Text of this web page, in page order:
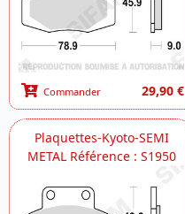
Commander 29,90 €
Plaquettes-Kyoto-SEMI
METAL Référence : S1950